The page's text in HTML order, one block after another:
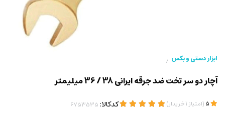
ابزار دستی و بکس /
آچار دو سر تخت ضد جرقه ایرانی 38 / 36 میلیمتر
(امتیاز 1خریدار) کدکالا: